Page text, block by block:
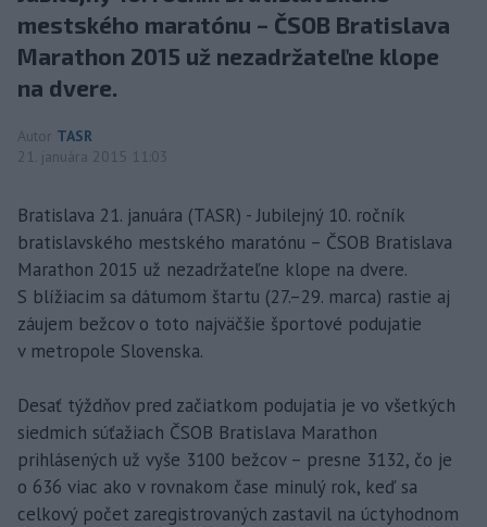
mestského maratónu – ČSOB Bratislava
Marathon 2015 už nezadržateľne klope
na dvere.
Autor TASR
21. januára 2015 11:03
Bratislava 21. januára (TASR) - Jubilejný 10. ročník
bratislavského mestského maratónu – ČSOB Bratislava
Marathon 2015 už nezadržateľne klope na dvere.
S blížiacim sa dátumom štartu (27.–29. marca) rastie aj
záujem bežcov o toto najväčšie športové podujatie
v metropole Slovenska.
Desať týždňov pred začiatkom podujatia je vo všetkých
siedmich súťažiach ČSOB Bratislava Marathon
prihlásených už vyše 3100 bežcov – presne 3132, čo je
o 636 viac ako v rovnakom čase minulý rok, keď sa
celkový počet zaregistrovaných zastavil na úctyhodnom